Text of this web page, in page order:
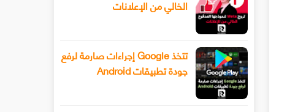
الخالي من الإعلانات
تتخذ Google إجراءات صارمة لرفع
جودة تطبيقات Android